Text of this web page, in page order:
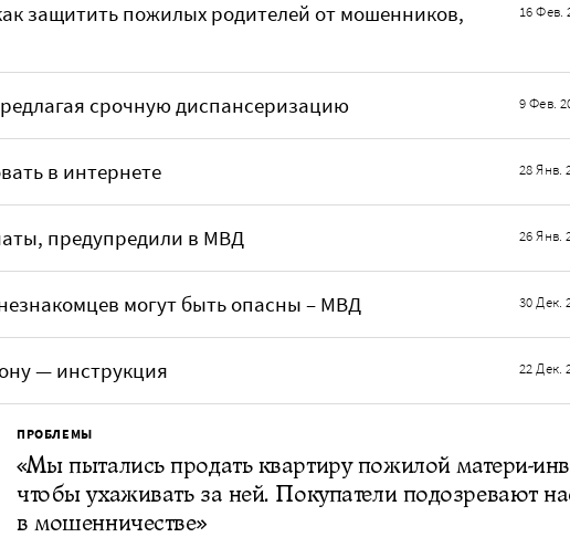
защитить пожилых родителей от мошенников,
16 Фев.
срочную диспансеризацию 9 Фев.
в интернете 28 Янв.
предупредили в МВД 26 Янв.
могут быть опасны – МВД 30 Дек.
— инструкция 22 Дек.
ПРОБЛЕМЫ
«Мы пытались продать квартиру пожилой матери-
чтобы ухаживать за ней. Покупатели подозревают
в мошенничестве»